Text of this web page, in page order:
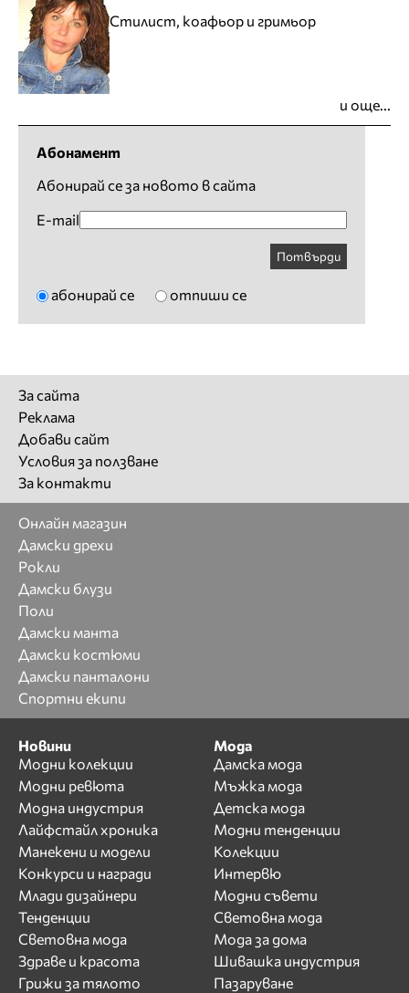
Стилист, коафьор и гримьор
и още...
Абонамент
Абонирай се за новото в сайта
E-mail
Потвърди
абонирай се отпиши се
За сайта
Реклама
Добави сайт
Условия за ползване
За контакти
Онлайн магазин
Дамски дрехи
Рокли
Дамски блузи
Поли
Дамски манта
Дамски костюми
Дамски панталони
Спортни екипи
Новини
Модни колекции
Модни ревюта
Модна индустрия
Лайфстайл хроника
Манекени и модели
Конкурси и награди
Млади дизайнери
Тенденции
Световна мода
Здраве и красота
Грижи за тялото
Мода
Дамска мода
Мъжка мода
Детска мода
Модни тенденции
Колекции
Интервю
Модни съвети
Световна мода
Мода за дома
Шивашка индустрия
Пазаруване